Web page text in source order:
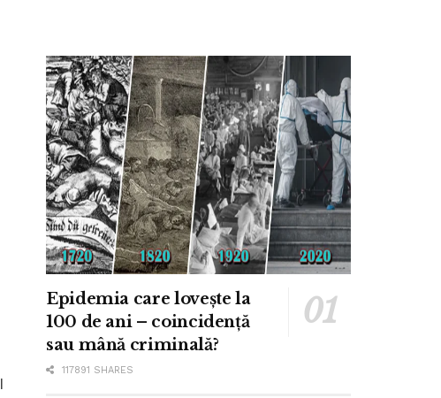
Epidemia care lovește la
100 de ani – coincidență
sau mână criminală?
117891 SHARES